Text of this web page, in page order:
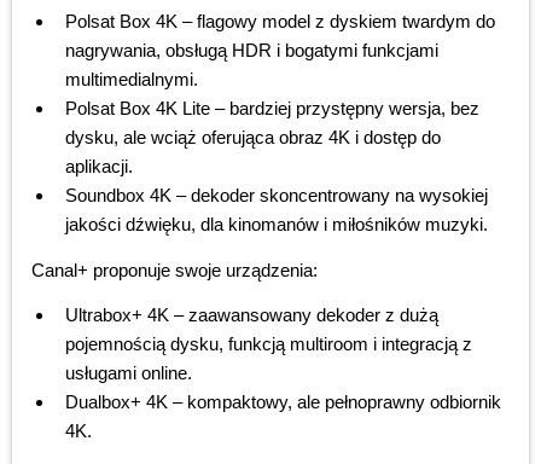
Polsat Box 4K – flagowy model z dyskiem twardym do
nagrywania, obsługą HDR i bogatymi funkcjami
multimedialnymi.
Polsat Box 4K Lite – bardziej przystępny wersja, bez
dysku, ale wciąż oferująca obraz 4K i dostęp do
aplikacji.
Soundbox 4K – dekoder skoncentrowany na wysokiej
jakości dźwięku, dla kinomanów i miłośników muzyki.
Canal+ proponuje swoje urządzenia:
Ultrabox+ 4K – zaawansowany dekoder z dużą
pojemnością dysku, funkcją multiroom i integracją z
usługami online.
Dualbox+ 4K – kompaktowy, ale pełnoprawny odbiornik
4K.